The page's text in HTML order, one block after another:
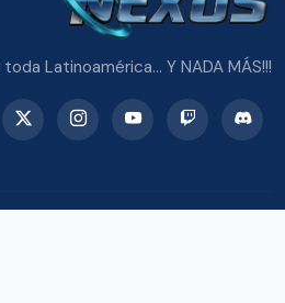
Latinoamérica... Y NADA MÁS!!!